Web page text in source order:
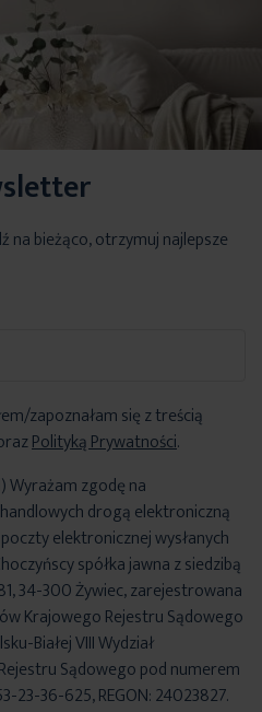
na bieżąco, otrzymuj najlepsze
zapoznałam się z treścią
Polityką Prywatności.
Wyrażam zgodę na
drogą elektroniczną
elektronicznej wysłanych
spółka jawna z siedzibą
34-300 Żywiec, zarejestrowana
Krajowego Rejestru Sądowego
Białej VIII Wydział
Sądowego pod numerem
23-36-625, REGON: 24023827.